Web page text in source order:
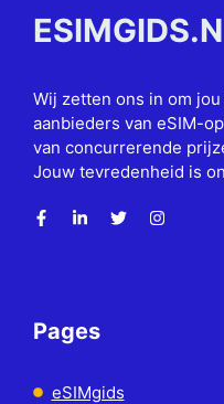
Wij zetten ons in om
aanbieders van eSIM-
van concurrerende
Jouw tevredenheid is
Pages
eSIMgids